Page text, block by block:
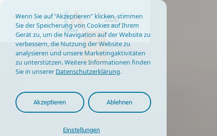
Wenn Sie auf "Akzeptieren" klicken, stimmen
Sie der Speicherung von Cookies auf Ihrem
Gerät zu, um die Navigation auf der Website zu
verbessern, die Nutzung der Website zu
analysieren und unsere Marketingaktivitäten
zu unterstützen. Weitere Informationen finden
Sie in unserer Datenschutzerklärung.
Akzeptieren Ablehnen
Einstellungen
MEHR